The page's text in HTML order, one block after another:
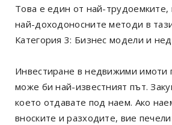
Това е един от най-трудоемките,
най-доходоносните методи в
Категория 3: Бизнес модели и
Инвестиране в недвижими имоти
може би най-известният път.
което отдавате под наем. Ако
вноските и разходите, вие